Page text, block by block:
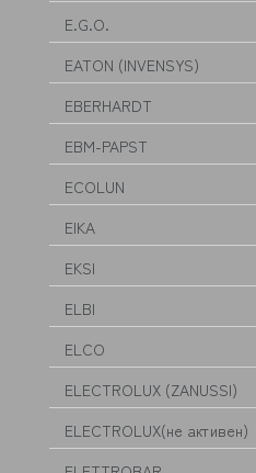
E.G.O.
EATON (INVENSYS)
EBERHARDT
EBM-PAPST
ECOLUN
EIKA
EKSI
ELBI
ELCO
ELECTROLUX (ZANUSSI)
ELECTROLUX(не активен)